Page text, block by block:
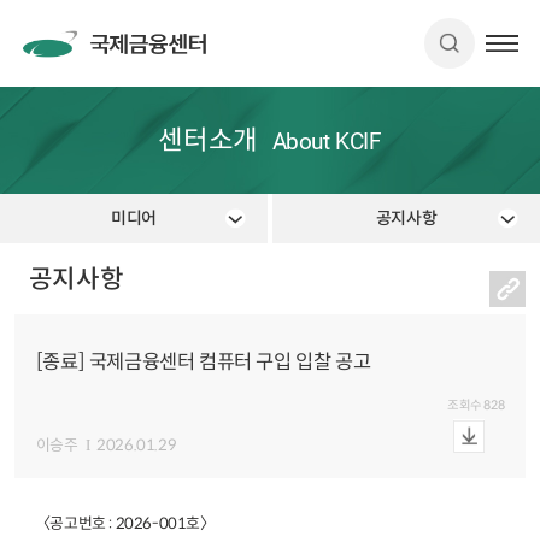
센터소개 About KCIF
미디어 공지사항
공지사항
[종료] 국제금융센터 컴퓨터 구입 입찰 공고
이승주 2026.01.29
조회수828
〈공고번호 : 2026-001호〉